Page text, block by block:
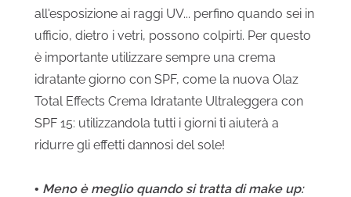
all'esposizione ai raggi UV... perfino quando sei in
ufficio, dietro i vetri, possono colpirti. Per questo
è importante utilizzare sempre una crema
idratante giorno con SPF, come la nuova Olaz
Total Effects Crema Idratante Ultraleggera con
SPF 15: utilizzandola tutti i giorni ti aiuterà a
ridurre gli effetti dannosi del sole!
• Meno è meglio quando si tratta di make up: